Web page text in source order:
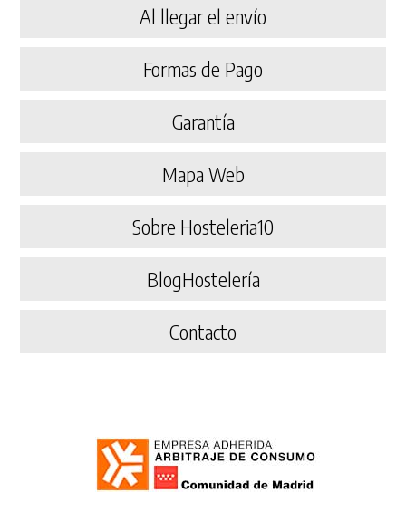
Al llegar el envío
Formas de Pago
Garantía
Mapa Web
Sobre Hosteleria10
BlogHostelería
Contacto